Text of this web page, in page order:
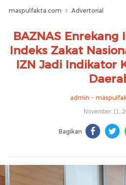
maspulfakta.com Advertorial
BAZNAS
Indeks Zakat
IZN Jadi Indikator
admin -
November 11,
Bagikan